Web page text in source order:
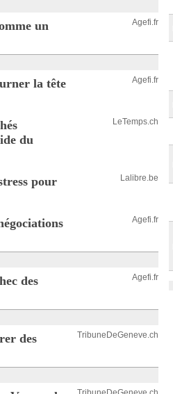
un
Agefi.fr
la tête
Agefi.fr
du
LeTemps.ch
pour
Lalibre.be
Agefi.fr
des
Agefi.fr
des
TribuneDeGeneve.ch